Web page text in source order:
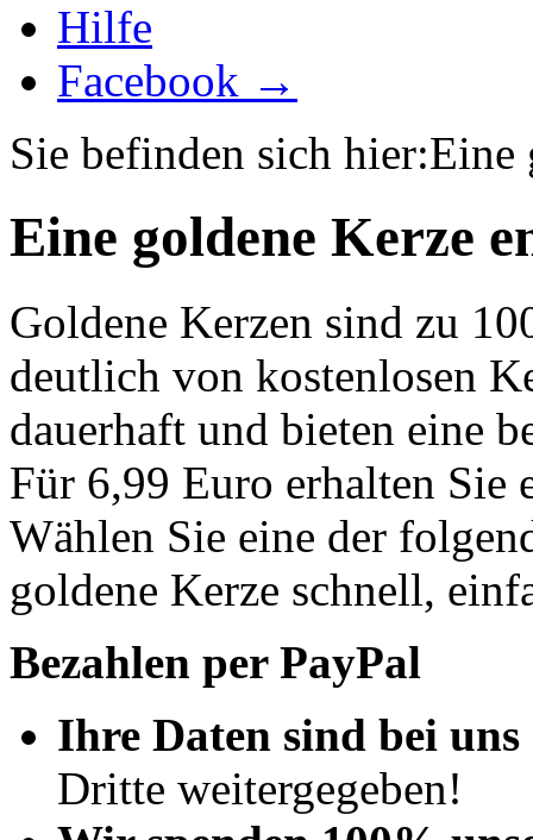
Hilfe
Facebook →
Sie befinden sich hier:Eine
Eine goldene Kerze
Goldene Kerzen sind zu
deutlich von kostenlosen
dauerhaft und bieten eine
Für 6,99 Euro erhalten Sie
Wählen Sie eine der
goldene Kerze schnell,
Bezahlen per PayPal
Ihre Daten sind bei uns
Dritte weitergegeben!